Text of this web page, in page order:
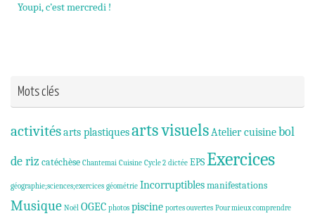
Youpi, c’est mercredi !
Mots clés
activitésarts plastiquesarts visuelsAtelier cuisinebol
de riz catéchèse Chantemai Cuisine Cycle 2 dictée EPSExercices
géographie;sciences;exercices géométrie Incorruptiblesmanifestations
Musique Noël OGEC photos piscine portes ouvertes Pour mieux comprendre